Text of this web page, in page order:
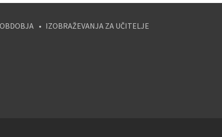
IZOBRAŽEVANJA ZA UČITELJE